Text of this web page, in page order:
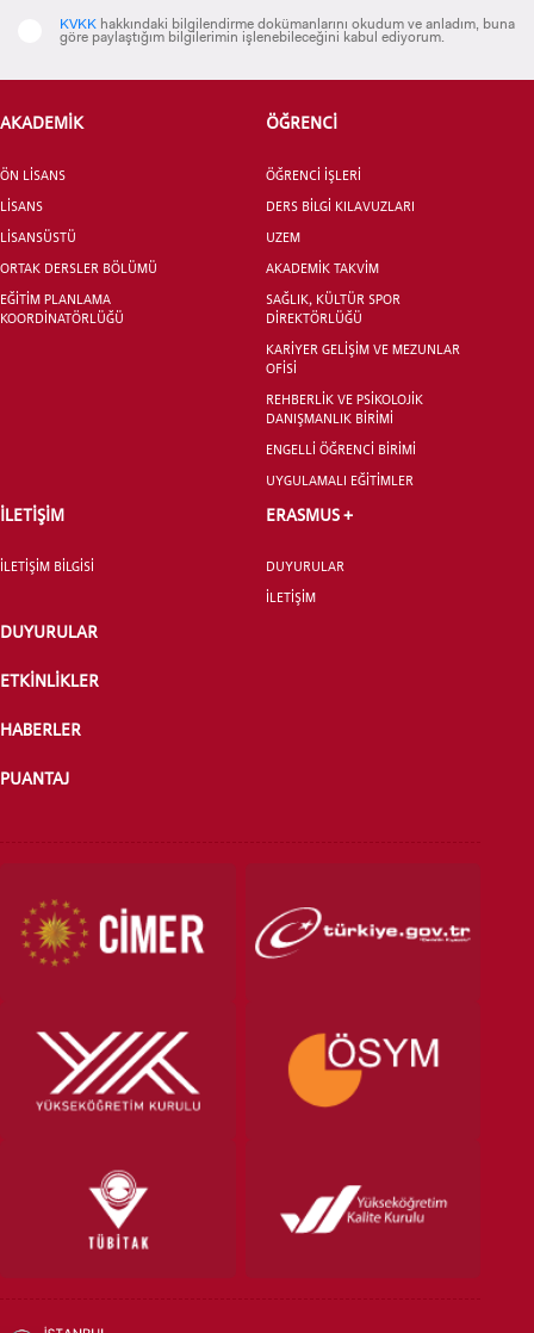
KVKK hakkındaki bilgilendirme dokümanlarını okudum ve anladım, buna
göre paylaştığım bilgilerimin işlenebileceğini kabul ediyorum.
AKADEMİK
ÖN LİSANS
LİSANS
LİSANSÜSTÜ
ORTAK DERSLER BÖLÜMÜ
EĞİTİM PLANLAMA
KOORDİNATÖRLÜĞÜ
ÖĞRENCİ
ÖĞRENCİ İŞLERİ
DERS BİLGİ KILAVUZLARI
UZEM
AKADEMİK TAKVİM
SAĞLIK, KÜLTÜR SPOR
DİREKTÖRLÜĞÜ
KARİYER GELİŞİM VE MEZUNLAR
OFİSİ
REHBERLİK VE PSİKOLOJİK
DANIŞMANLIK BİRİMİ
ENGELLİ ÖĞRENCİ BİRİMİ
UYGULAMALI EĞİTİMLER
İLETİŞİM
İLETİŞİM BİLGİSİ
ERASMUS +
DUYURULAR
İLETİŞİM
DUYURULAR
ETKİNLİKLER
HABERLER
PUANTAJ